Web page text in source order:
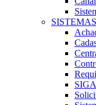
SISTEMAS